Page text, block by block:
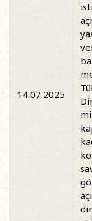
14.07.2025